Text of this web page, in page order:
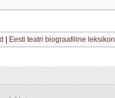
Eesti teatri biograafiline leksikon